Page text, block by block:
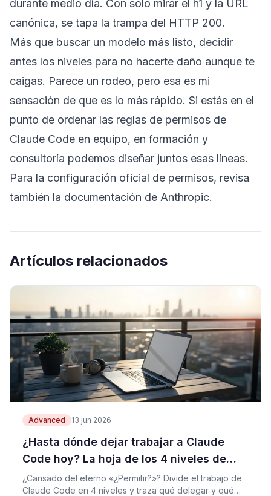
durante medio día. Con solo mirar el h1 y la URL
canónica, se tapa la trampa del HTTP 200.
Más que buscar un modelo más listo, decidir
antes los niveles para no hacerte daño aunque te
caigas. Parece un rodeo, pero esa es mi
sensación de que es lo más rápido. Si estás en el
punto de ordenar las reglas de permisos de
Claude Code en equipo, en formación y
consultoría podemos diseñar juntos esas líneas.
Para la configuración oficial de permisos, revisa
también la documentación de Anthropic.
Artículos relacionados
Advanced 13 jun 2026
¿Hasta dónde dejar trabajar a Claude
Code hoy? La hoja de los 4 niveles de
aprobación
¿Cansado del eterno «¿Permitir?»? Divide el trabajo de
Claude Code en 4 niveles y traza qué delegar y qué